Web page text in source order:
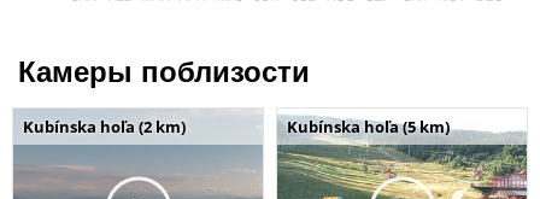
Камеры поблизости
Kubínska hoľa (2 km) Kubínska hoľa (5 km)